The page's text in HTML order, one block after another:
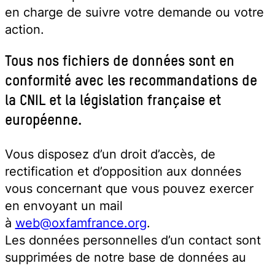
en charge de suivre votre demande ou votre
action.
Tous nos fichiers de données sont en
conformité avec les recommandations de
la CNIL et la législation française et
européenne.
Vous disposez d’un droit d’accès, de
rectification et d’opposition aux données
vous concernant que vous pouvez exercer
en envoyant un mail
à web@oxfamfrance.org.
Les données personnelles d’un contact sont
supprimées de notre base de données au